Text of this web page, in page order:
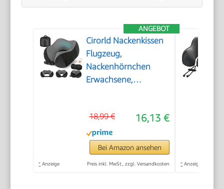
ANGEBOT
Cirorld Nackenkissen
Flugzeug,
Nackenhörnchen
Erwachsene,
Kompaktes
Nackenkissen Reise,
Ergonomisches Weich
Atmungsaktiv mit
Ohrstöpseln,
16,13 €
18,99 €
Bei Amazon ansehen
* Anzeige Preis inkl. MwSt., zzgl. Versandkosten * Anzeige